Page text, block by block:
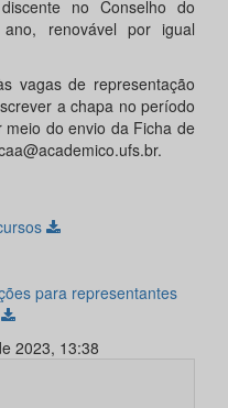
no Conselho do
renovável por igual
vagas de representação
a chapa no período
do envio da Ficha de
para representantes
2023, 13:38